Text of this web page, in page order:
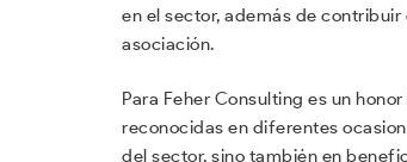
en el sector, además de
asociación.
Para Feher Consulting es un
reconocidas en diferentes
del sector, sino también en